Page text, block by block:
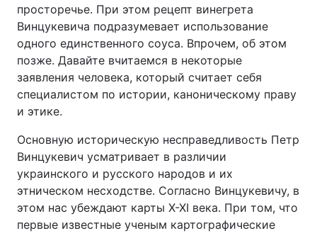
Економіка Світ
Спорт Наука
Техно і зв'язок Лайт
Зброя
Здоров'я Туризм
Цікавинки Погода
Регіони
Лонгріди
просторечье. При этом рецепт винегрета
Винцукевича подразумевает использование
одного единственного соуса. Впрочем, об этом
позже. Давайте вчитаемся в некоторые
заявления человека, который считает себя
специалистом по истории, каноническому праву
и этике.
Основную историческую несправедливость Петр
Винцукевич усматривает в различии
украинского и русского народов и их
этническом несходстве. Согласно Винцукевичу, в
этом нас убеждают карты Х-ХІ века. При том, что
первые известные ученым картографические